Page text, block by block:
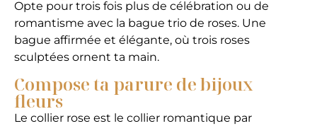
Opte pour trois fois plus de célébration ou de
romantisme avec la bague trio de roses. Une
bague affirmée et élégante, où trois roses
sculptées ornent ta main.
Compose ta parure de bijoux
fleurs
Le collier rose est le collier romantique par